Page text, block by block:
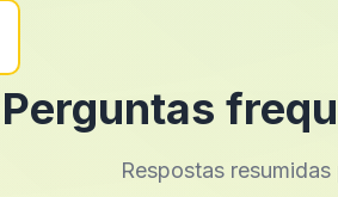
Perguntas
Respostas